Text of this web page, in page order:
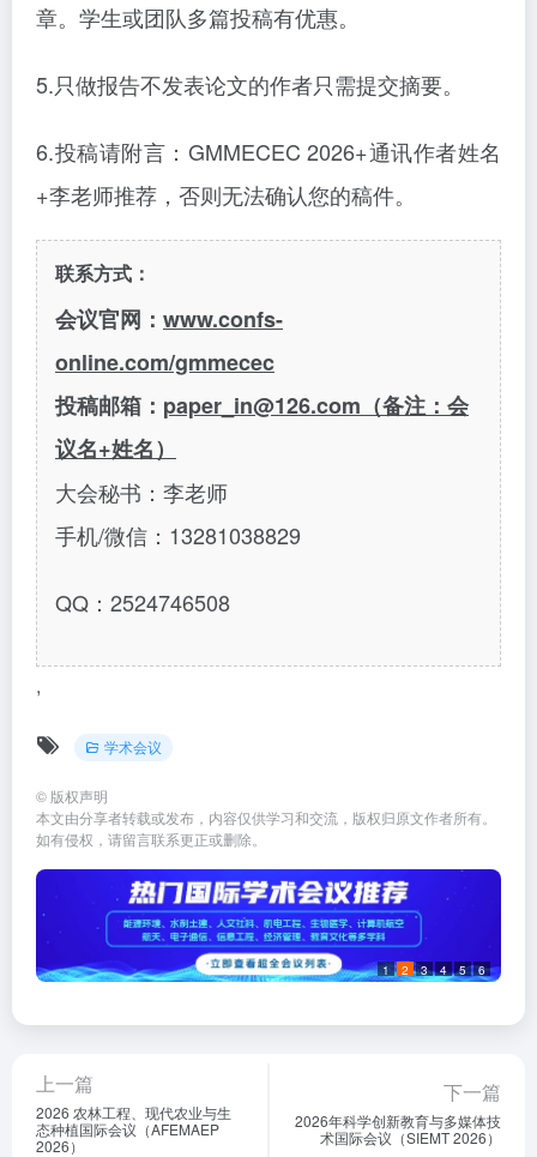
章。学生或团队多篇投稿有优惠。
5.只做报告不发表论文的作者只需提交摘要。
6.投稿请附言：GMMECEC 2026+通讯作者姓名
+李老师推荐，否则无法确认您的稿件。
联系方式：
会议官网： www.confs-
online.com/gmmecec
投稿邮箱： paper_in@126.com（备注：会
议名+姓名）
大会秘书：李老师
手机/微信：13281038829
QQ：2524746508
,
学术会议
© 版权声明
本文由分享者转载或发布，内容仅供学习和交流，版权归原文作者所有。
如有侵权，请留言联系更正或删除。
1 2 3 4 5 6
上一篇
2026 农林工程、现代农业与生
态种植国际会议（AFEMAEP
2026）
下一篇
2026年科学创新教育与多媒体技
术国际会议（SIEMT 2026）